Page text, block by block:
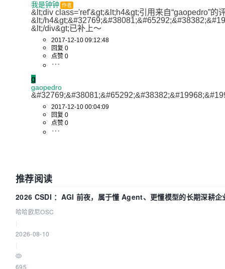
我是钟钟 作者
&lt;div class='ref'&gt;&lt;h4&gt;引用来自“gaopedro”的
&lt;/
&lt;/div&gt;已补上～
2017-12-10 09:12:48
回复 0
点赞 0
g
gaopedro
2017-12-10 00:04:09
回复 0
点赞 0
推荐阅读
2026 CSDI ：AGI 前夜，属于懂 Agent、更懂模型的长期深耕企
哈哈欧尼OSC
2026-08-10
695